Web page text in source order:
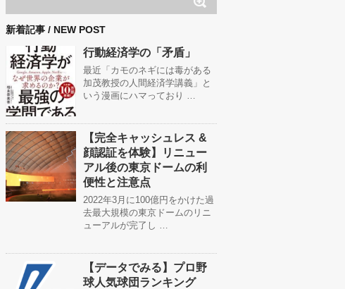
新着記事 / NEW POST
行動経済学の「矛盾」
最近「カモのネギには毒がある
加茂教授の人間経済学講義」と
いう漫画にハマっており …
【完全キャッシュレス &
顔認証を体験】リニュー
アル後の東京ドームの利
便性と注意点
2022年3月に100億円をかけた過
去最大規模の東京ドームのリニ
ューアルが完了し …
【データでみる】プロ野
球人気球団ランキング